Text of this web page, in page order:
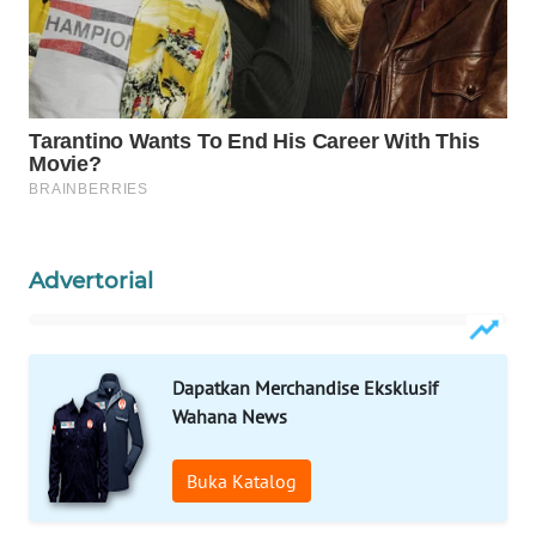
Advertorial
Dapatkan Merchandise Eksklusif
Wahana News
Buka Katalog
PORTAL
KONSUMEN
FORWAMKI
ALPERKLINAS
SITUNGIR
NEWS
SIDIKALANG
NEWS